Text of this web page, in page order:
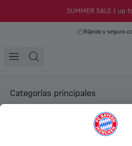
SUMMER SALE | up
Rápido y seguro
Categorías principales